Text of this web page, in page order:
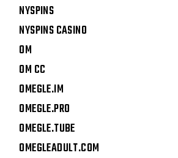
NYSPINS
NYSPINS CASINO
OM
OM CC
OMEGLE.IM
OMEGLE.PRO
OMEGLE.TUBE
OMEGLEADULT.COM